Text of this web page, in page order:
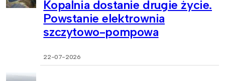
Kopalnia dostanie drugie życie.
Powstanie elektrownia
szczytowo-pompowa
22-07-2026